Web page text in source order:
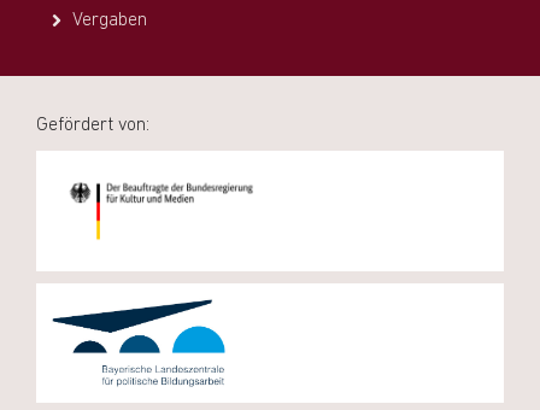
Vergaben
Gefördert von: